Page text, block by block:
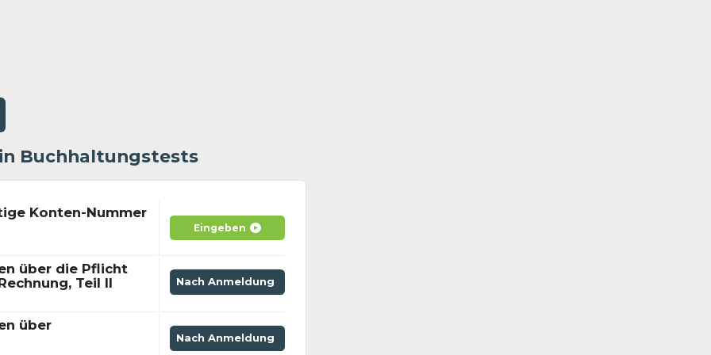
Buchhaltungstests
Konten-Nummer
Eingeben
über die Pflicht
Teil II
Nach Anmeldung
über
Nach Anmeldung